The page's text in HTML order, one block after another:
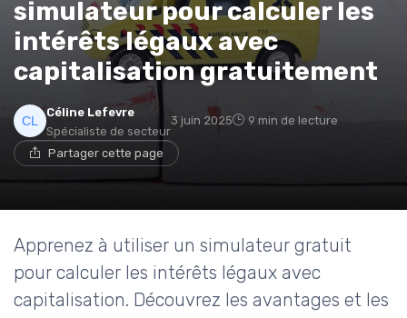
simulateur pour calculer les
intérêts légaux avec
capitalisation gratuitement
Céline Lefevre
Spécialiste de secteur
3 juin 2025 9 min de lecture
Partager cette page
Apprenez à utiliser un simulateur gratuit
pour calculer les intérêts légaux avec
capitalisation. Découvrez les avantages et les